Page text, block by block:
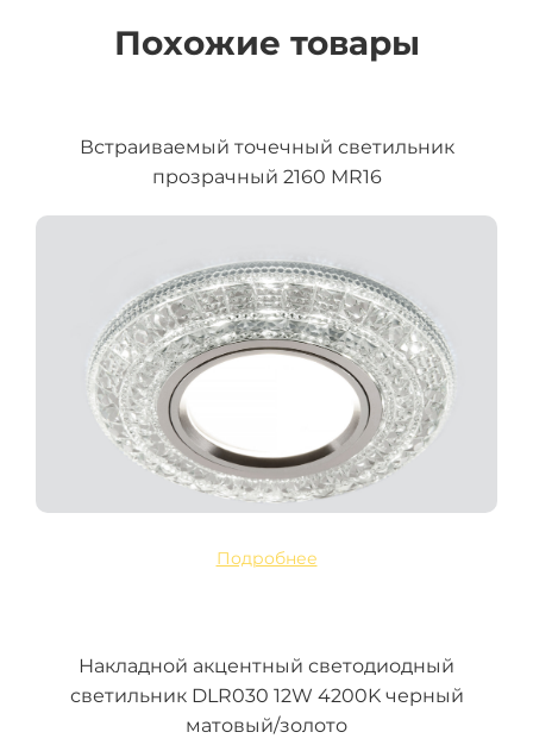
Похожие товары
Встраиваемый точечный светильник
прозрачный 2160 MR16
Подробнее
Накладной акцентный светодиодный
светильник DLR030 12W 4200K черный
матовый/золото